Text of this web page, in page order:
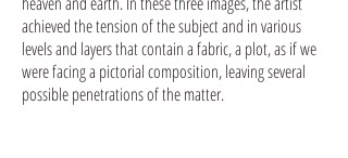
achieved the tension of the subject and in various
levels and layers that contain a fabric, a plot, as if we
were facing a pictorial composition, leaving several
possible penetrations of the matter.